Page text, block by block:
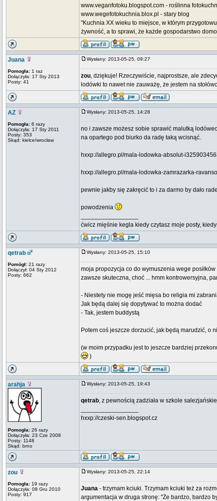
www.veganfotoku.blogspot.com - roślinna
www.wegefotokuchnia.blox.pl - stary blog
"Kuchnia XX wieku to miejsce, w którym
żywność, a to sprawi, że każde gospodarstwo
Juana
Pomogła: 1 raz
Dołączyła: 17 Sty 2013
Posty: 41
Wysłany: 2013-05-25, 09:27
zou, dziękuje! Rzeczywiście, najprostsze, ale
lodówki to nawet nie zauważę, że jestem na
AZ
Pomogła: 6 razy
Dołączyła: 17 Sty 2011
Posty: 353
Skąd: kielce/wrocław
Wysłany: 2013-05-25, 14:28
no i zawsze możesz sobie sprawić malutką
na opartego pod biurko da radę taką wcisnąć.
hxxp://allegro.pl/mala-lodowka-absolut-
hxxp://allegro.pl/mala-lodowka-zamrazarka-
pewnie jakby się zakręcić to i za darmo by dało
powodzenia
ćwicz mięśnie kegla kiedy czytasz moje posty,
qetrab
Pomógł: 21 razy
Dołączył: 04 Sty 2012
Posty: 662
Wysłany: 2013-05-25, 15:10
moja propozycja co do wymuszenia wege posiłków
zawsze skuteczna, choć ... hmm kontrowersyjna,
- Niestety nie mogę jeść mięsa bo religia mi
Jak będą dalej się dopytywać to można dodać
- Tak, jestem buddystą
Potem coś jeszcze dorzucić, jak będą marudzić, o
(w moim przypadku jest to jeszcze bardziej
)
arahja
Pomogła: 26 razy
Dołączyła: 23 Cze 2008
Posty: 1148
Skąd: brno
Wysłany: 2013-05-25, 19:43
qetrab, z pewnością zadziała w szkole
hxxp://czeski-sen.blogspot.cz
zou
Pomogła: 19 razy
Dołączyła: 08 Gru 2010
Posty: 917
Wysłany: 2013-05-25, 22:14
Juana - trzymam kciuki. Trzymam kciuki też za
argumentacja w druga stronę: "Że bardzo, bardzo